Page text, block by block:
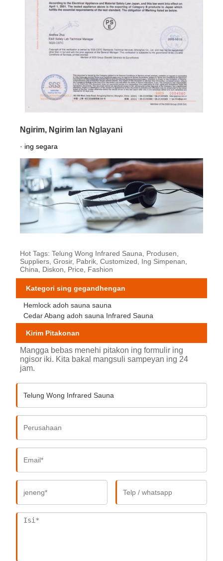
Ngirim, Ngirim lan Nglayani
· ing segara
Hot Tags: Telung Wong Infrared Sauna, Produsen,
Suppliers, Grosir, Pabrik, Customized, Ing Simpenan,
China, Diskon, Price, Fashion
Kategori sing gegandhengan
Hemlock adoh sauna sauna
Cedar Abang adoh sauna Infrared Sauna
Kirim Pitakonan
Mangga bebas menehi pitakon ing formulir ing
ngisor iki. Kita bakal mangsuli sampeyan ing 24
jam.